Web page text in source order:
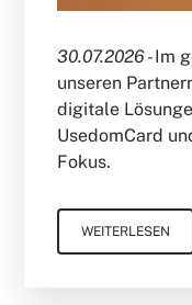
30.07.2026 -Im
unseren
digitale
UsedomCard
Fokus.
WEITERLESEN